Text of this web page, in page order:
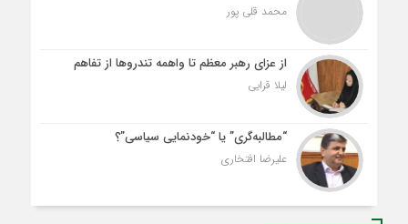
محمد قلی پور
از عزای رهبر معظم تا واهمه تندروها از تفاهم
لیلا قرایی
“مطالبه‌گری” یا “خودنمایی سیاسی”؟
علیرضا افتخاری